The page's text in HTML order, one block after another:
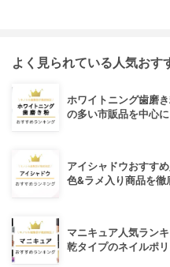
よく見られている人気おす
ホワイトニング歯磨
の多い市販品を中心に
アイシャドウおすす
色&ラメ入り商品を徹
マニキュア人気ラン
乾タイプのネイルポ